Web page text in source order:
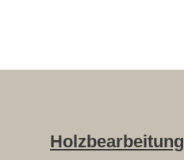
Holzbearbeitung